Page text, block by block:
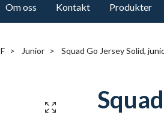
Om oss Kontakt Produkter
Junior Squad Go Jersey Solid,